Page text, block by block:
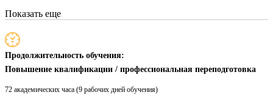
Показать еще
Продолжительность обучения:
Повышение квалификации / профессиональная переподготовка
72 академических часа (9 рабочих дней обучения)